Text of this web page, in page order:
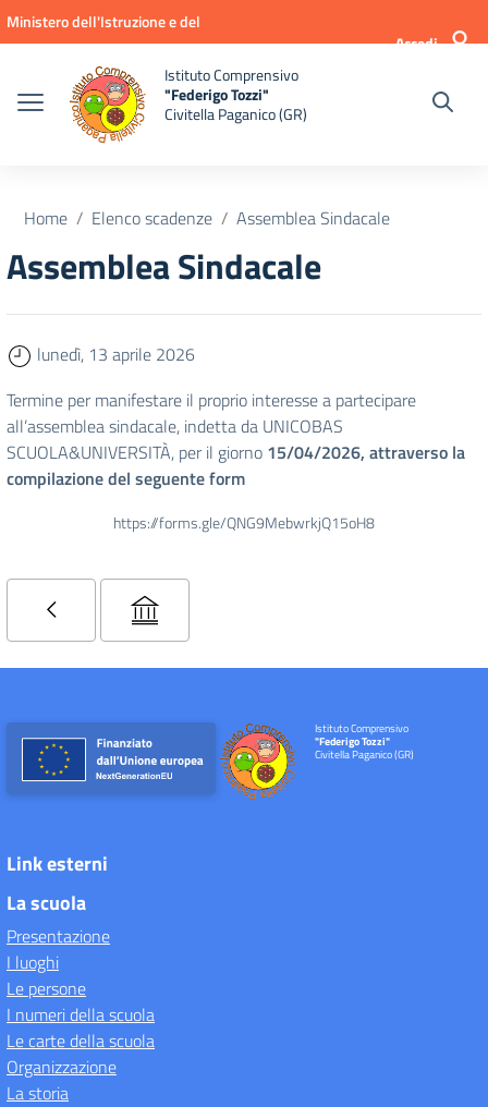
Vai ai contenuti
Vai al menu di navigazione
Vai al footer
Ministero dell'Istruzione e del
Accedi
Istituto Comprensivo
"Federigo Tozzi"
Civitella Paganico (GR)
Home Elenco scadenze Assemblea Sindacale
Assemblea Sindacale
lunedì, 13 aprile 2026
Termine per manifestare il proprio interesse a partecipare
all’assemblea sindacale, indetta da UNICOBAS
SCUOLA&UNIVERSITÀ, per il giorno 15/04/2026, attraverso la
compilazione del seguente form
https://forms.gle/QNG9MebwrkjQ15oH8
Istituto Comprensivo
"Federigo Tozzi"
Civitella Paganico (GR)
Link esterni
La scuola
Presentazione
I luoghi
Le persone
I numeri della scuola
Le carte della scuola
Organizzazione
La storia